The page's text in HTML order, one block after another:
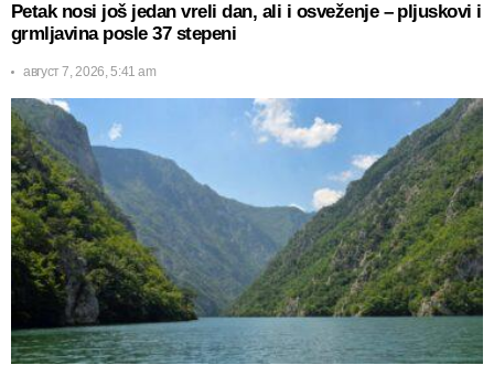
Petak nosi još jedan vreli dan, ali i osveženje – pljuskovi i
grmljavina posle 37 stepeni
август 7, 2026, 5:41 am